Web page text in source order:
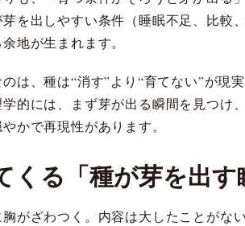
を出しやすい条件（睡眠不足、比
地が生まれます。
は、種は“消す”より“育てない”が
的には、まず芽が出る瞬間を見つけ
かで再現性があります。
くる「種が芽を出す
がざわつく。内容は大したことがな